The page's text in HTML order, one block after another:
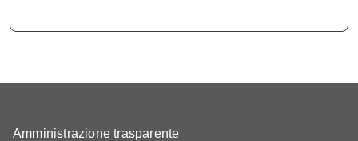
Amministrazione trasparente